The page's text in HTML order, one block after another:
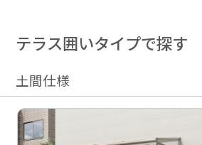
テラス囲いタイプで探す
土間仕様